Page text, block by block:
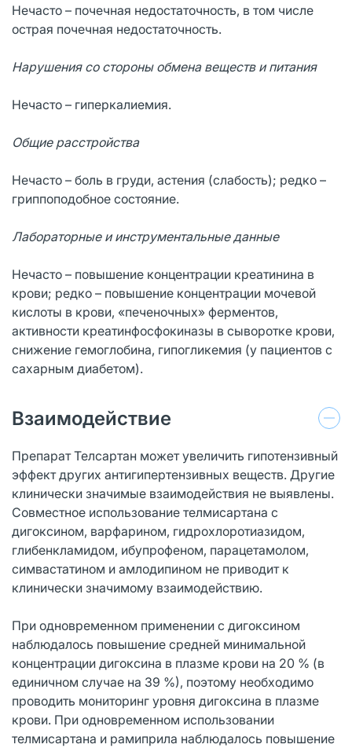
Нечасто – почечная недостаточность, в том числе
острая почечная недостаточность.
Нарушения со стороны обмена веществ и питания
Нечасто – гиперкалиемия.
Общие расстройства
Нечасто – боль в груди, астения (слабость); редко –
гриппоподобное состояние.
Лабораторные и инструментальные данные
Нечасто – повышение концентрации креатинина в
крови; редко – повышение концентрации мочевой
кислоты в крови, «печеночных» ферментов,
активности креатинфосфокиназы в сыворотке крови,
снижение гемоглобина, гипогликемия (у пациентов с
сахарным диабетом).
Взаимодействие
Препарат Телсартан может увеличить гипотензивный
эффект других антигипертензивных веществ. Другие
клинически значимые взаимодействия не выявлены.
Совместное использование телмисартана с
дигоксином, варфарином, гидрохлоротиазидом,
глибенкламидом, ибупрофеном, парацетамолом,
симвастатином и амлодипином не приводит к
клинически значимому взаимодействию.
При одновременном применении с дигоксином
наблюдалось повышение средней минимальной
концентрации дигоксина в плазме крови на 20 % (в
единичном случае на 39 %), поэтому необходимо
проводить мониторинг уровня дигоксина в плазме
крови. При одновременном использовании
телмисартана и рамиприла наблюдалось повышение